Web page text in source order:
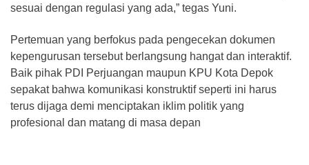
sesuai dengan regulasi yang ada,” tegas Yuni.
Pertemuan yang berfokus pada pengecekan dokumen
kepengurusan tersebut berlangsung hangat dan interaktif.
Baik pihak PDI Perjuangan maupun KPU Kota Depok
sepakat bahwa komunikasi konstruktif seperti ini harus
terus dijaga demi menciptakan iklim politik yang
profesional dan matang di masa depan